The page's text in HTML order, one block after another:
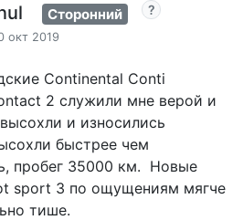
Сторонний
окт 2019
Continental Conti
2 служили мне верой и
и износились
быстрее чем
пробег 35000 км. Новые
sport 3 по ощущениям мягче
тише.